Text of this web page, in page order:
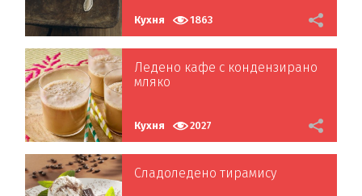
Кухня 1863
Ледено кафе с кондензирано
мляко
Кухня 2027
Сладоледено тирамису